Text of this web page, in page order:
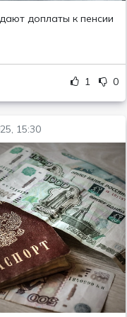
доплаты к пенсии
1 0
15:30